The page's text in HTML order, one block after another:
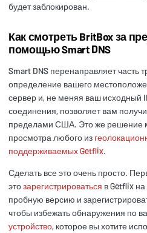
будет заблокирован.
Как смотреть BritBox за
помощью Smart DNS
Smart DNS перенаправляет часть
определение вашего
сервер и, не меняя ваш исходный
соединения, позволяет вам
пределами США. Это же решение
просмотра любого из
поддерживаемых Getflix.
Сделать все это очень просто.
этозарегистрироваться в Getflix
пробную версию и
чтобы избежать обнаружения по
устройство, которое вы хотите